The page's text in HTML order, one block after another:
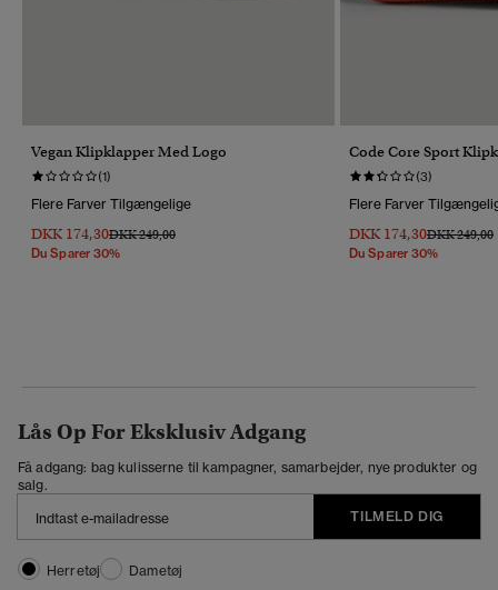
Vegan Klipklapper Med Logo
(1)
Flere Farver Tilgængelige
DKK 174,30Pris Nedsat Fra
DKK 249,00Til
Du Sparer 30%
Code Core Sport
(3)
Flere Farver
DKK 174,30Pris Nedsat
DKK 249,00
Du Sparer 30%
Lås Op For Eksklusiv Adgang
Få adgang: bag kulisserne til kampagner, samarbejder, nye produkter og
salg.
TILMELD DIG
Herretøj Dametøj